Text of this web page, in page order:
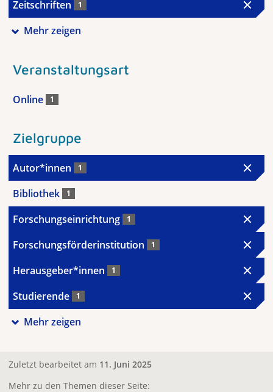
Zeitschriften 1
Mehr zeigen
Veranstaltungsart
Online 1
Zielgruppe
Autor*innen 1
Bibliothek 1
Forschungseinrichtung 1
Forschungsförderinstitution 1
Herausgeber*innen 1
Studierende 1
Mehr zeigen
Zuletzt bearbeitet am 11. Juni 2025
Mehr zu den Themen dieser Seite: